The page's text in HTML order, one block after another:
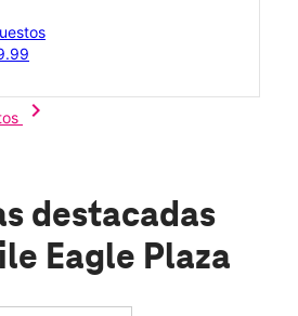
chevron_right
destacadas
Eagle Plaza